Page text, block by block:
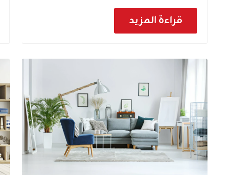
تشتري أو تبيع مكيف مستعمل، فيه طرق
وحلول كتير تخليك تطلع كسبان. ليه المكيفات
المستعملة فكرة كويسة؟ المكيفات
بالعكس! مرات بتكون فرصة ذهبية عشان
تحصل على مكيف كويس بسعر أقل بكتير من
الجديد، وكمان بتساعد في الحفاظ على البيئة.
خلينا نشوف إيه المميزات اللي ممكن تستفيد
منها: توفير الفلوس: دي أهم حاجة طبعاً، لما
تشتري مستعمل بتوفر مبلغ كبير ممكن
تستخدمه في حاجات تانية. جودة مضمونة: لو
دورت كويس، ممكن تلاقي مكيفات مستعملة
قراءة المزيد